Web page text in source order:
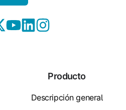
Producto
Descripción general